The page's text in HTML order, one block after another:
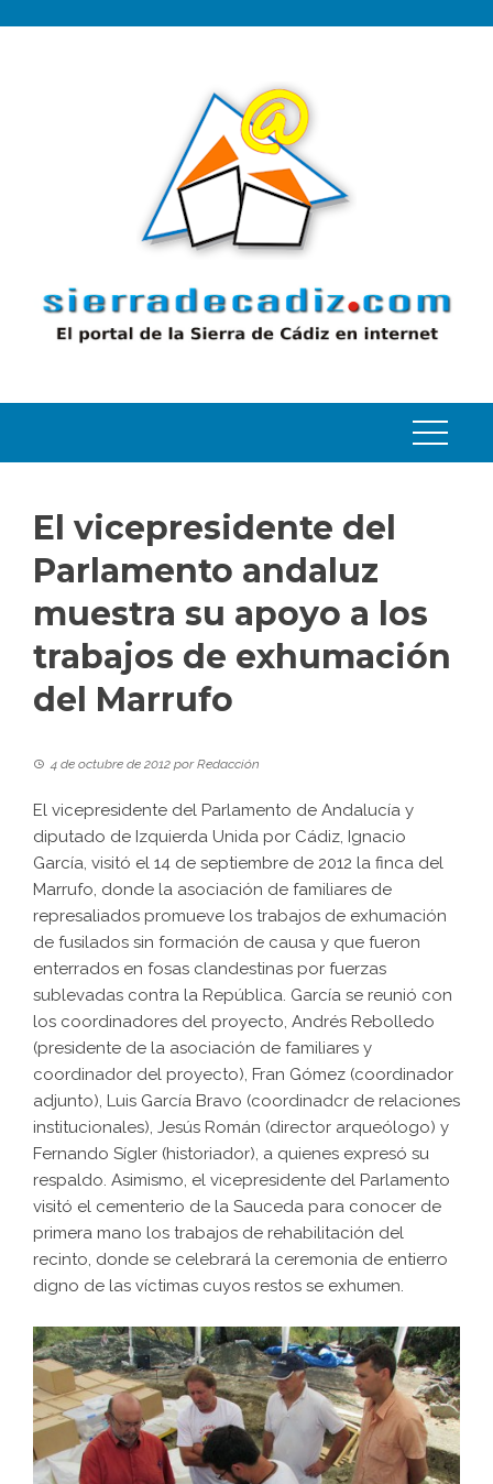
El vicepresidente del
Parlamento andaluz
muestra su apoyo a los
trabajos de exhumación
del Marrufo
4 de octubre de 2012 porRedacción
El vicepresidente del Parlamento de Andalucía y
diputado de Izquierda Unida por Cádiz, Ignacio
García, visitó el 14 de septiembre de 2012 la finca del
Marrufo, donde la asociación de familiares de
represaliados promueve los trabajos de exhumación
de fusilados sin formación de causa y que fueron
enterrados en fosas clandestinas por fuerzas
sublevadas contra la República. García se reunió con
los coordinadores del proyecto, Andrés Rebolledo
(presidente de la asociación de familiares y
coordinador del proyecto), Fran Gómez (coordinador
adjunto), Luis García Bravo (coordinadcr de relaciones
institucionales), Jesús Román (director arqueólogo) y
Fernando Sígler (historiador), a quienes expresó su
respaldo. Asimismo, el vicepresidente del Parlamento
visitó el cementerio de la Sauceda para conocer de
primera mano los trabajos de rehabilitación del
recinto, donde se celebrará la ceremonia de entierro
digno de las víctimas cuyos restos se exhumen.